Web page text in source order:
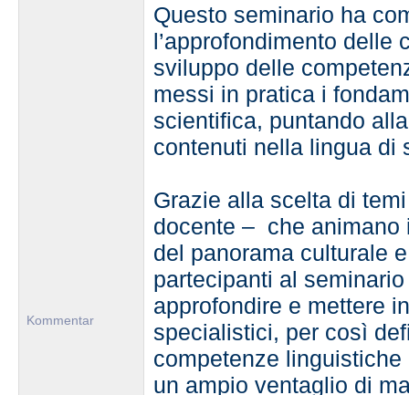
Kommentar
Questo seminario ha
l’approfondimento delle
sviluppo delle
messi in pratica i
scientifica, puntando
contenuti nella lingua di
Grazie alla scelta di
docente – che animano
del panorama culturale
partecipanti al
approfondire e mettere
specialistici, per così
competenze
un ampio ventaglio di